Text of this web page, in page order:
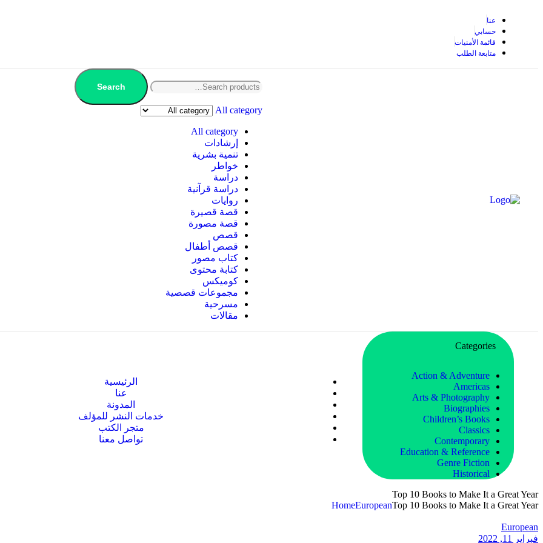
عنا
حسابي
قائمة الأمنيات
متابعة الطلب
Search
All category
All category
إرشادات
تنمية بشرية
خواطر
دراسة
دراسة قرآنية
روايات
قصة قصيرة
قصة مصورة
قصص
قصص أطفال
كتاب مصور
كتابة محتوى
كوميكس
مجموعات قصصية
مسرحية
مقالات
Categories
Action & Adventure
Americas
Arts & Photography
Biographies
Children’s Books
Classics
Contemporary
Education & Reference
Genre Fiction
Historical
الرئيسية
عنا
المدونة
خدمات النشر للمؤلف
متجر الكتب
تواصل معنا
Top 10 Books to Make It a Great Year
HomeEuropeanTop 10 Books to Make It a Great Year
European
فبراير 11, 2022